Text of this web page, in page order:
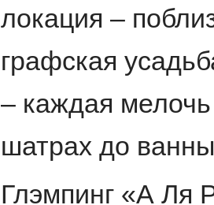
локация –
графская
– каждая
шатрах до
Глэмпинг «А Ля